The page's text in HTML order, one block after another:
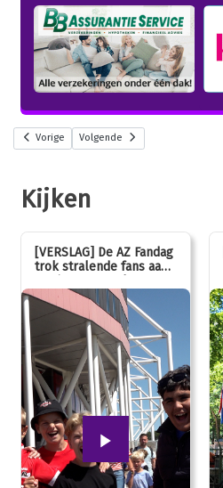
Vorige Volgende
Kijken
[VERSLAG] De AZ Fandag
trok stralende fans aan,